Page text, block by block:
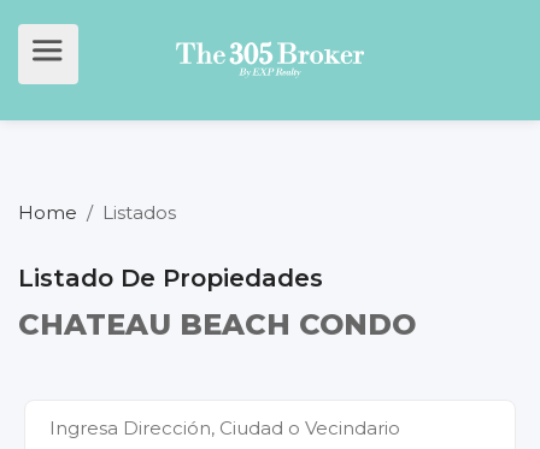
Home / Listados
Listado De Propiedades
CHATEAU BEACH CONDO